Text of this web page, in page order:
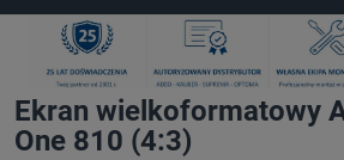
Ekran wielkoformatowy
One 810 (4:3)